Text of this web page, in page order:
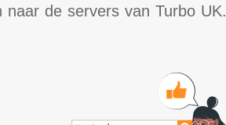
de servers van Turbo UK.